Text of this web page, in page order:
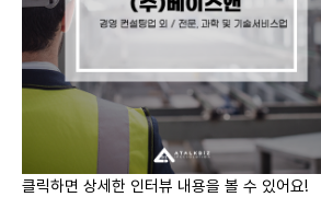
클릭하면 상세한 인터뷰 내용을 볼 수 있어요!